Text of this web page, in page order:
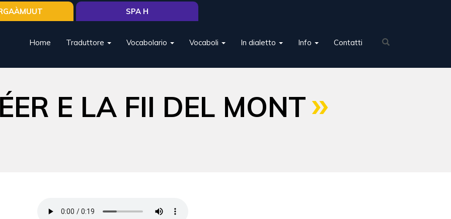
Home Traduttore Vocabolario Vocaboli In dialetto Info Contatti
SPA H
E LA FII DEL MONT